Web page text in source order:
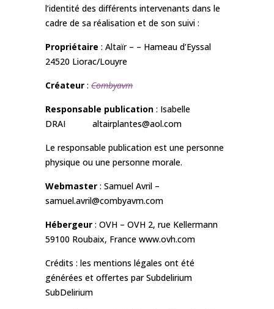
l’identité des différents intervenants dans le
cadre de sa réalisation et de son suivi :
Propriétaire : Altaïr – – Hameau d’Eyssal
24520 Liorac/Louyre
Créateur : Combyavm
Responsable publication : Isabelle
DRAI altairplantes@aol.com
Le responsable publication est une personne
physique ou une personne morale.
Webmaster : Samuel Avril –
samuel.avril@combyavm.com
Hébergeur : OVH – OVH 2, rue Kellermann
59100 Roubaix, France www.ovh.com
Crédits : les mentions légales ont été
générées et offertes par Subdelirium
SubDelirium